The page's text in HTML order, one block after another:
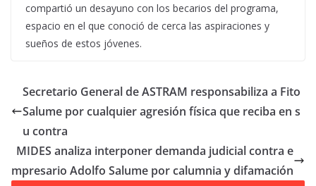
compartió un desayuno con los becarios del programa,
espacio en el que conoció de cerca las aspiraciones y
sueños de estos jóvenes.
Secretario General de ASTRAM responsabiliza a Fito
Salume por cualquier agresión física que reciba en s
u contra
MIDES analiza interponer demanda judicial contra e
mpresario Adolfo Salume por calumnia y difamación